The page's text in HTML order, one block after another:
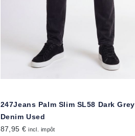
247Jeans Palm Slim SL58 Dark Grey
Denim Used
87,95 €incl. impôt